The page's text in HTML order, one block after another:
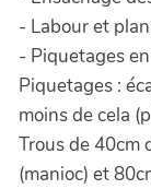
- Labour et
- Piquetages
Piquetages :
moins de cela
Trous de 40cm
(manioc) et